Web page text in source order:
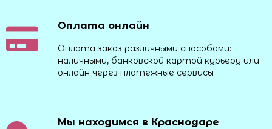
Оплата онлайн
Оплата заказ различными способами:
наличными, банковской картой курьеру или
онлайн через платежные сервисы
Мы находимся в Краснодаре